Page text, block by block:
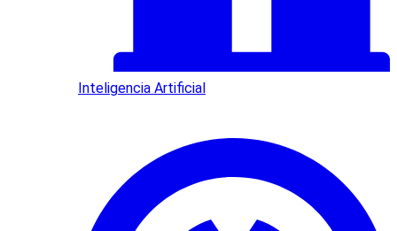
Inteligencia Artificial